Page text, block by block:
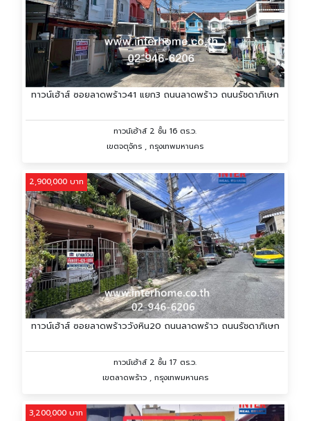
ทาวน์เฮ้าส์ ซอยลาดพร้าว41 แยก3 ถนนลาดพร้าว ถนนรัชดาภิเษก
ทาวน์เฮ้าส์ 2 ชั้น 16 ตร.ว.
เขตจตุจักร , กรุงเทพมหานคร
2,900,000 บาท
ทาวน์เฮ้าส์ ซอยลาดพร้าววังหิน20 ถนนลาดพร้าว ถนนรัชดาภิเษก
ทาวน์เฮ้าส์ 2 ชั้น 17 ตร.ว.
เขตลาดพร้าว , กรุงเทพมหานคร
3,200,000 บาท